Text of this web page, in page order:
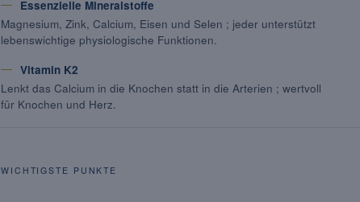
Essenzielle Mineralstoffe
Magnesium, Zink, Calcium, Eisen und Selen ; jeder unterstützt
lebenswichtige physiologische Funktionen.
Vitamin K2
Lenkt das Calcium in die Knochen statt in die Arterien ; wertvoll
für Knochen und Herz.
WICHTIGSTE PUNKTE